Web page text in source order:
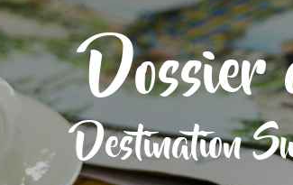
Dossier
Destination